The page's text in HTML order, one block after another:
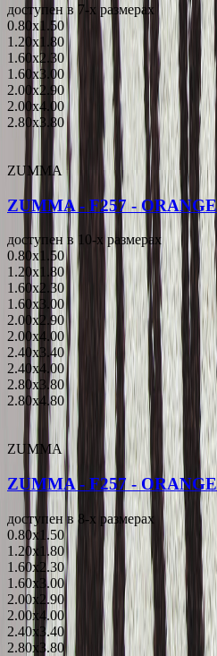
доступен в 7-x размерах
0.80x1.50
1.20x1.80
1.60x2.30
1.60x3.00
2.00x2.90
2.00x4.00
2.80x3.80
ZUMMA
ZUMMA - F257 - ORANGE
доступен в 10-x размерах
0.80x1.50
1.20x1.80
1.60x2.30
1.60x3.00
2.00x2.90
2.00x4.00
2.40x3.40
2.40x4.00
2.80x3.80
2.80x4.80
ZUMMA
ZUMMA - F257 - ORANGE
доступен в 8-x размерах
0.80x1.50
1.20x1.80
1.60x2.30
1.60x3.00
2.00x2.90
2.00x4.00
2.40x3.40
2.80x3.80